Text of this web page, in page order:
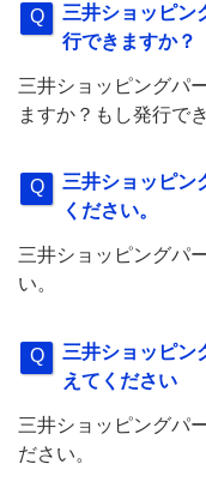
三井ショッピン
行できますか？
三井ショッピングパ
ますか？もし発行で
三井ショッピン
ください。
三井ショッピングパ
い。
三井ショッピン
えてください
三井ショッピングパ
ださい。